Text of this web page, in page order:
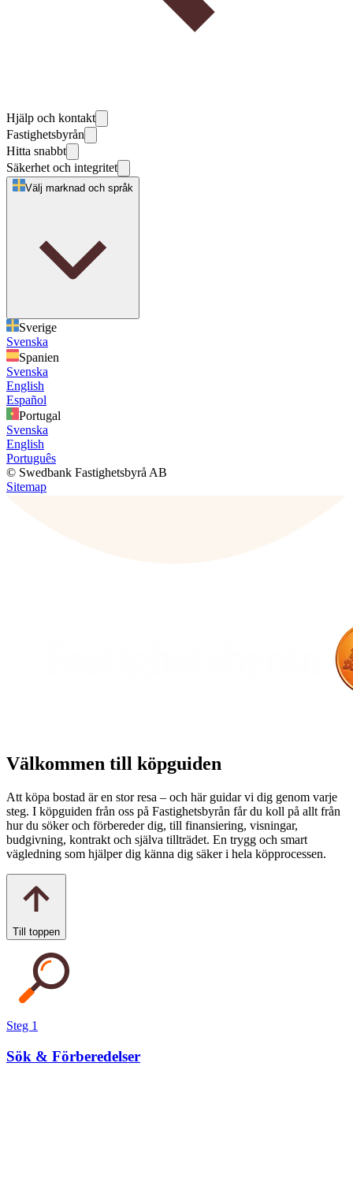
Hjälp och kontakt
Fastighetsbyrån
Hitta snabbt
Säkerhet och integritet
Välj marknad och språk
Sverige
Svenska
Spanien
Svenska
English
Español
Portugal
Svenska
English
Português
© Swedbank Fastighetsbyrå AB
Sitemap
Välkommen till köpguiden
Att köpa bostad är en stor resa – och här guidar vi dig genom varje
steg. I köpguiden från oss på Fastighetsbyrån får du koll på allt från
hur du söker och förbereder dig, till finansiering, visningar,
budgivning, kontrakt och själva tillträdet. En trygg och smart
vägledning som hjälper dig känna dig säker i hela köpprocessen.
Till toppen
Steg 1
Sök & Förberedelser